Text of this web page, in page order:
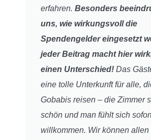
erfahren. Besonders
uns, wie wirkungsvoll die
Spendengelder eingesetzt
jeder Beitrag macht hier
einen Unterschied! Das
eine tolle Unterkunft für alle,
Gobabis reisen – die Zimmer
schön und man fühlt sich
willkommen. Wir können allen